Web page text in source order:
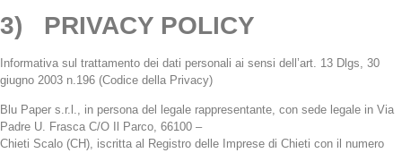
3) PRIVACY POLICY
Informativa sul trattamento dei dati personali ai sensi dell’art. 13 Dlgs, 30
giugno 2003 n.196 (Codice della Privacy)
Blu Paper s.r.l., in persona del legale rappresentante, con sede legale in Via
Padre U. Frasca C/O Il Parco, 66100 –
Chieti Scalo (CH), iscritta al Registro delle Imprese di Chieti con il numero